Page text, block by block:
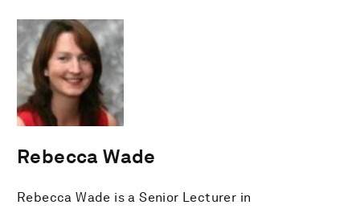
Rebecca Wade
Rebecca Wade is a Senior Lecturer in